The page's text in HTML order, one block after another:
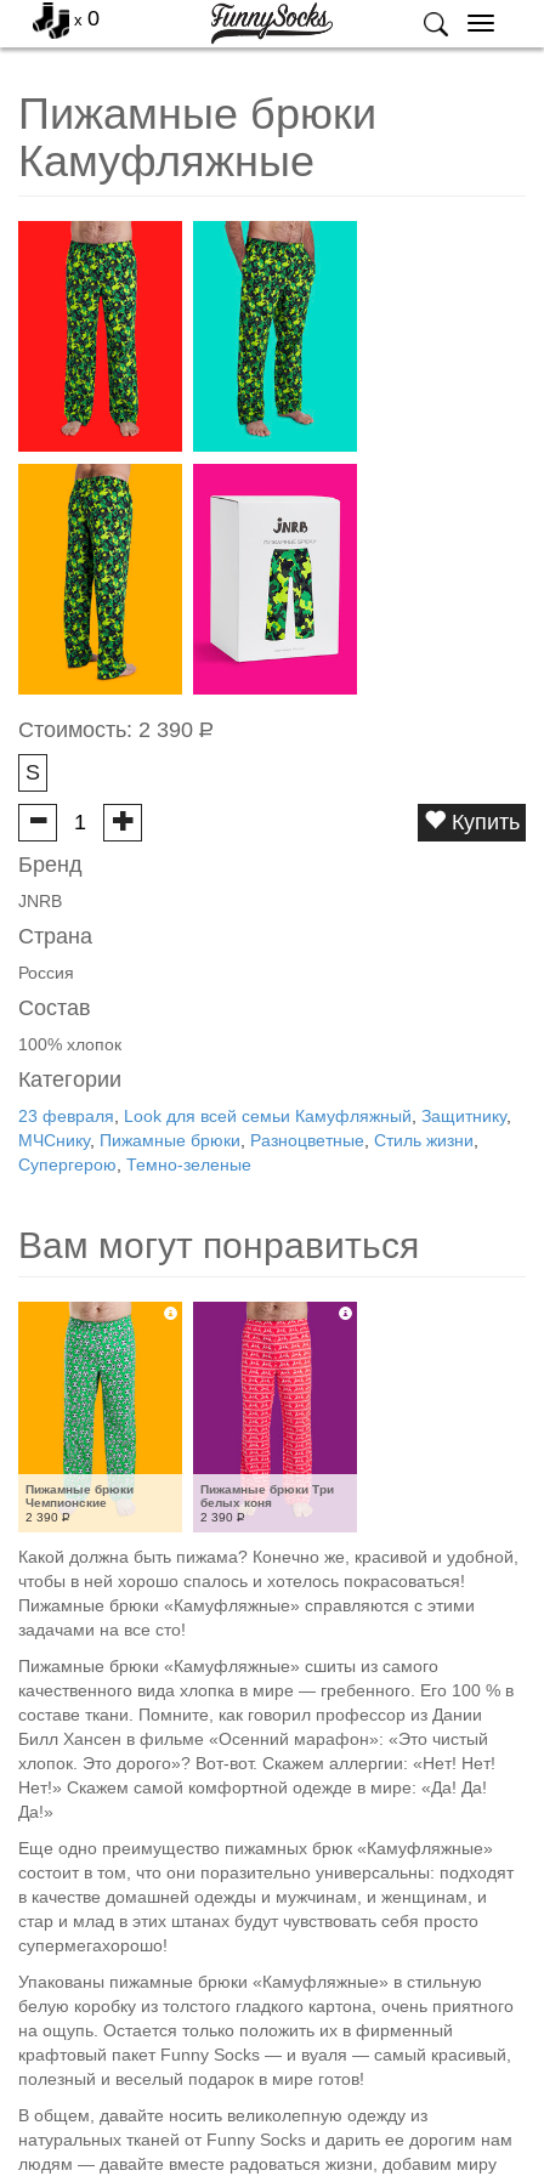
Меню
x 0
Пижамные брюки
Камуфляжные
Стоимость: 2 390 Р
S
Купить
Бренд
JNRB
Страна
Россия
Состав
100% хлопок
Категории
23 февраля Look для всей семьи Камуфляжный Защитнику,
МЧСнику, Пижамные брюки Разноцветные Стиль жизни
Супергерою Темно-зеленые
Вам могут понравиться
Пижамные брюки
Чемпионские
2 390 Р
Пижамные брюки Три
белых коня
2 390 Р
Какой должна быть пижама? Конечно же, красивой и удобной,
чтобы в ней хорошо спалось и хотелось покрасоваться!
Пижамные брюки «Камуфляжные» справляются с этими
задачами на все сто!
Пижамные брюки «Камуфляжные» сшиты из самого
качественного вида хлопка в мире — гребенного. Его 100 % в
составе ткани. Помните, как говорил профессор из Дании
Билл Хансен в фильме «Осенний марафон»: «Это чистый
хлопок. Это дорого»? Вот-вот. Скажем аллергии: «Нет! Нет!
Нет!» Скажем самой комфортной одежде в мире: «Да! Да!
Да!»
Еще одно преимущество пижамных брюк «Камуфляжные»
состоит в том, что они поразительно универсальны: подходят
в качестве домашней одежды и мужчинам, и женщинам, и
стар и млад в этих штанах будут чувствовать себя просто
супермегахорошо!
Упакованы пижамные брюки «Камуфляжные» в стильную
белую коробку из толстого гладкого картона, очень приятного
на ощупь. Остается только положить их в фирменный
крафтовый пакет Funny Socks — и вуаля — самый красивый,
полезный и веселый подарок в мире готов!
В общем, давайте носить великолепную одежду из
натуральных тканей от Funny Socks и дарить ее дорогим нам
людям — давайте вместе радоваться жизни, добавим миру